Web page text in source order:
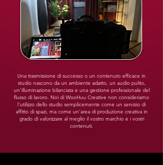
Una trasmissione di successo o un contenuto efficace in
studio nascono da un ambiente adatto, un audio pulito,
un'illuminazione bilanciata e una gestione professionale del
flusso di lavoro. Noi di WooHuu Creative non consideriamo
l'utilizzo dello studio semplicemente come un servizio di
affitto di spazi, ma come un'area di produzione creativa in
grado di valorizzare al meglio il vostro marchio e i vostri
contenuti.